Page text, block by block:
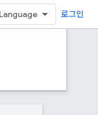
로그인